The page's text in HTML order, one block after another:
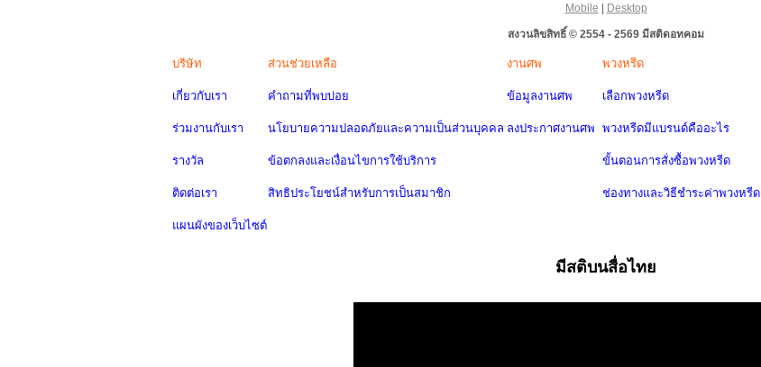
Mobile | Desktop
สงวนลิขสิทธิ์ © 2554 - 2569 มีสติดอทคอม
บริษัท
เกี่ยวกับเรา
ร่วมงานกับเรา
รางวัล
ติดต่อเรา
แผนผังของเว็บไซต์
ส่วนช่วยเหลือ
คำถามที่พบบ่อย
นโยบายความปลอดภัยและความเป็นส่วนบุคคล
ข้อตกลงและเงื่อนไขการใช้บริการ
สิทธิประโยชน์สำหรับการเป็นสมาชิก
งานศพ
ข้อมูลงานศพ
ลงประกาศงานศพ
พวงหรีด
เลือกพวงหรีด
พวงหรีดมีแบรนด์คืออะไร
ขั้นตอนการสั่งซื้อพวงหรีด
ช่องทางและวิธีชำระค่าพวงหรีด
มีสติบนสื่อไทย